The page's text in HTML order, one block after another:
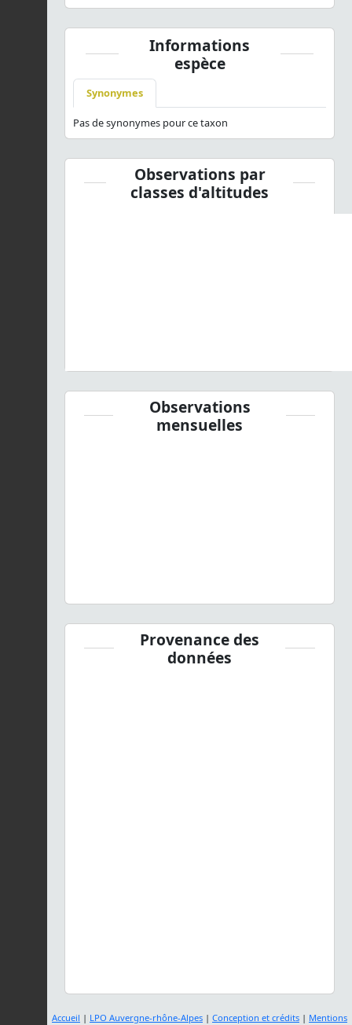
Informations
espèce
Synonymes
Pas de synonymes pour ce taxon
Observations par
classes d'altitudes
Observations
mensuelles
Provenance des
données
Accueil | LPO Auvergne-rhône-Alpes | Conception et crédits | Mentions